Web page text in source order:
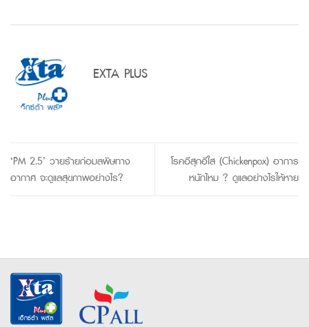
EXTA PLUS
‘PM 2.5’ วายร้ายก่อมลพิษทาง
อากาศ จะดูแลสุขภาพอย่างไร?
โรคอีสุกอีใส (Chickenpox) อาการ
หนักไหม ? ดูแลอย่างไรให้หาย